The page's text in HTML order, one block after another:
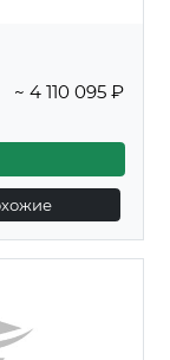
~ 4 110 095 ₽